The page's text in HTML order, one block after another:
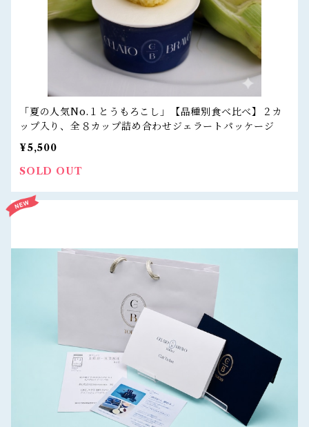
「夏の人気No.１とうもろこし」【品種別食べ比べ】２カ
ップ入り、全８カップ詰め合わせジェラートパッケージ
¥5,500
SOLD OUT